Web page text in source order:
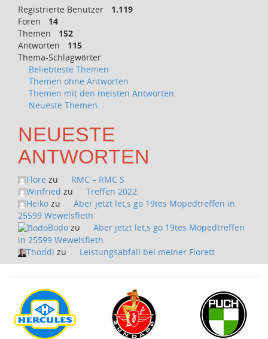
Registrierte Benutzer
1.119
Foren
14
Themen
152
Antworten
115
Thema-Schlagwörter
Beliebteste Themen
Themen ohne Antworten
Themen mit den meisten Antworten
Neueste Themen
NEUESTE
ANTWORTEN
Flore zu
RMC – RMC S
Winfried zu
Treffen 2022
Heiko zu
Aber jetzt let,s go 19tes Mopedtreffen in
25599 Wewelsfleth
Bodo zu
Aber jetzt let,s go 19tes Mopedtreffen
in 25599 Wewelsfleth
Thoddi zu Leistungsabfall bei meiner Florett